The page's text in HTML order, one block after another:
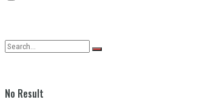
No Result